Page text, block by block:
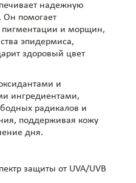
надежную
Он помогает
пигментации и морщин,
эпидермиса,
здоровый цвет
и
ингредиентами,
радикалов и
поддерживая кожу
дня.
защиты от UVA/UVB